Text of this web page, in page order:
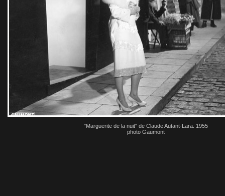
"Marguerite de la nuit" de Claude Autant-Lara. 1955
photo Gaumont